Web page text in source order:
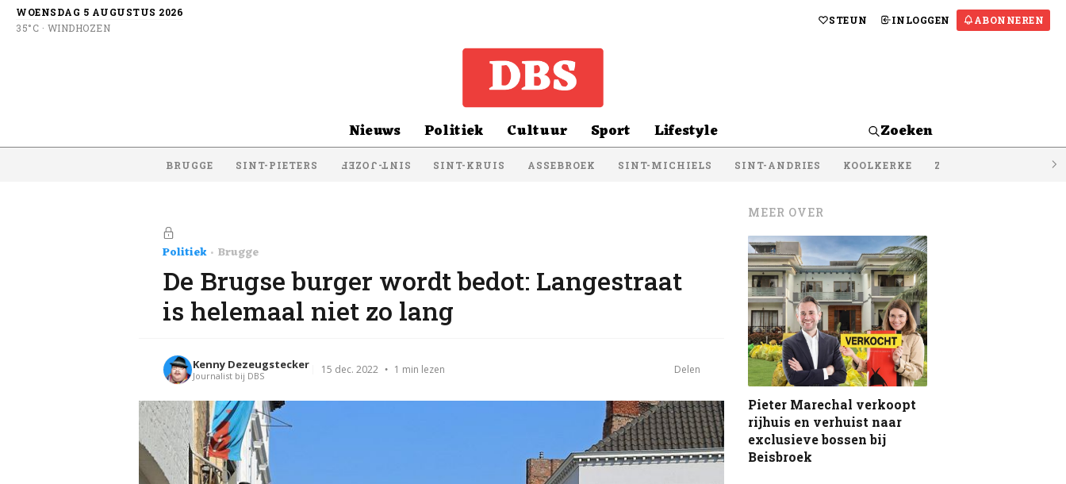
WOENSDAG 5 AUGUSTUS 2026
35°C · WINDHOZEN
STEUN INLOGGEN ABONNEREN
Nieuws Politiek Cultuur Sport Lifestyle Zoeken
BRUGGE SINT-PIETERS SINT-JOZEF SINT-KRUIS ASSEBROEK SINT-MICHIELS SINT-ANDRIES KOOLKERKE ZEEBRUGGE
Politiek Brugge
De Brugse burger wordt bedot: Langestraat
is helemaal niet zo lang
Kenny Dezeugstecker
Journalist bij DBS 15 dec. 2022 1 min lezen Delen
MEER OVER
Pieter Marechal verkoopt
rijhuis en verhuist naar
exclusieve bossen bij
Beisbroek